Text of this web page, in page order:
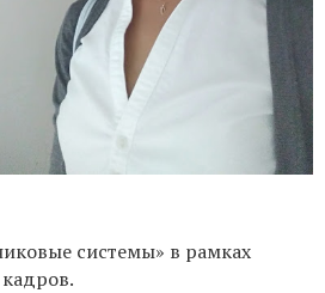
системы» в рамках